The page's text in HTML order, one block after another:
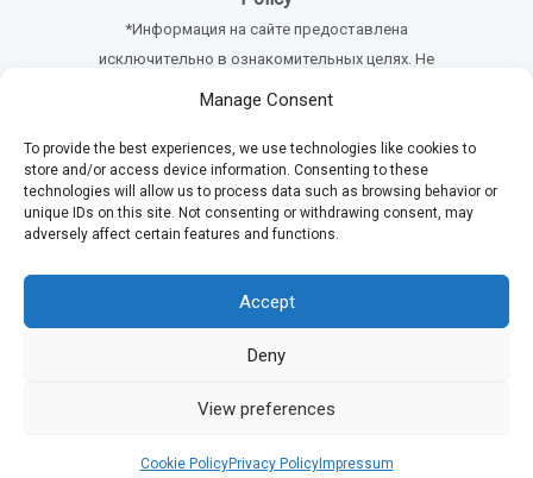
Manage Consent
To provide the best experiences, we use technologies like cookies to
store and/or access device information. Consenting to these
technologies will allow us to process data such as browsing behavior or
unique IDs on this site. Not consenting or withdrawing consent, may
adversely affect certain features and functions.
Accept
Deny
View preferences
Cookie PolicyPrivacy PolicyImpressum
*Информация на сайте предоставлена
исключительно в ознакомительных целях. Не